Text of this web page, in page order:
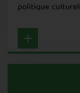
politique